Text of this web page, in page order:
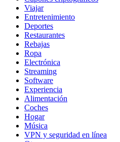
Viajar
Entretenimiento
Deportes
Restaurantes
Rebajas
Ropa
Electrónica
Streaming
Software
Experiencia
Alimentación
Coches
Hogar
Música
VPN y seguridad en línea